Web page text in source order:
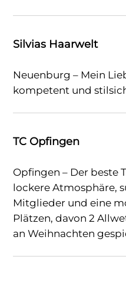
Silvias Haarwelt
Neuenburg – Mein
kompetent und
TC Opfingen
Opfingen – Der beste
lockere Atmosphäre,
Mitglieder und eine
Plätzen, davon 2
an Weihnachten